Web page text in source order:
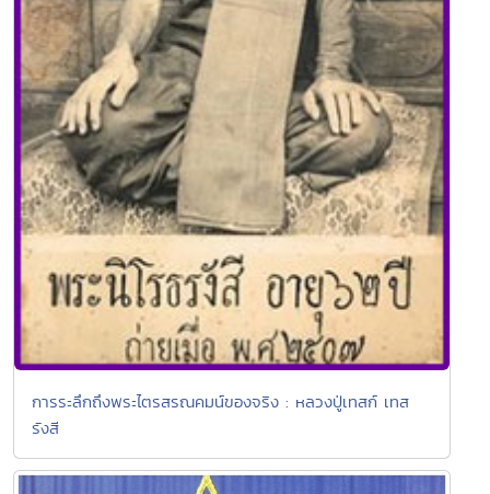
การระลึกถึงพระไตรสรณคมน์ของจริง : หลวงปู่เทสก์ เทส
รังสี